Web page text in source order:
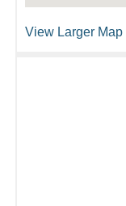
View Larger Map